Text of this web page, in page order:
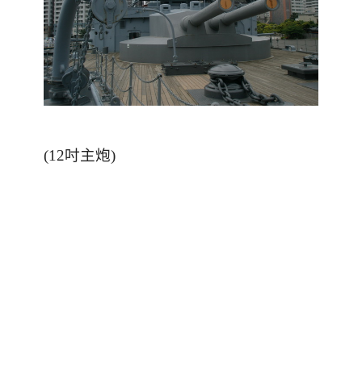
(12吋主炮)